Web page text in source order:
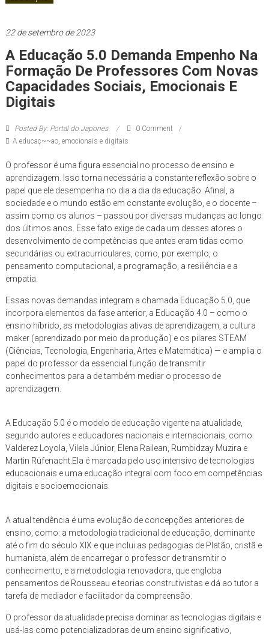
22 de setembro de 2023
A Educação 5.0 Demanda Empenho Na
Formação De Professores Com Novas
Capacidades Sociais, Emocionais E
Digitais
Posted By: Portal do Japones
0 Comment
A educaç~~ao, emocionais e digitais
O professor é uma figura essencial no processo de ensino e
aprendizagem. Isso torna necessária a constante reflexão sobre o
papel que ele desempenha no dia a dia da educação. Afinal, a
sociedade e o mundo estão em constante evolução, e o docente –
assim como os alunos – passou por diversas mudanças ao longo
dos últimos anos. Esse fato exige de cada um desses atores o
desenvolvimento de competências que antes eram tidas como
secundárias ou extracurriculares, como, por exemplo, o
pensamento computacional, a programação, a resiliência e a
empatia.
Essas novas demandas integram a chamada Educação 5.0, que
incorpora elementos da fase anterior, a Educação 4.0 – como o
ensino híbrido, as metodologias ativas de aprendizagem, a cultura
maker (aprendizado por meio da produção) e os pilares STEAM
(Ciências, Tecnologia, Engenharia, Artes e Matemática) — e amplia o
papel do professor da essencial função de transmitir
conhecimentos para a de também mediar o processo de
aprendizagem.
A Educação 5.0 é o modelo de educação vigente na atualidade,
segundo autores e educadores nacionais e internacionais, como
Valderez Loyola, Vilela Júnior, Elena Railean, Rumbidzay Muzira e
Martin Rüfenacht.Ela é marcada pelo uso intensivo de tecnologias
educacionais e uma educação integral com foco em competências
digitais e socioemocionais.
A atual tendência é uma evolução de concepções anteriores de
ensino, como: a metodologia tradicional de educação, dominante
até o fim do século XIX e que inclui as pedagogias de Platão, cristã e
humanista, além de encarregar o professor de transmitir o
conhecimento, e a metodologia renovadora, que engloba
pensamentos de Rousseau e teorias construtivistas e dá ao tutor a
tarefa de mediador e facilitador da compreensão.
O professor da atualidade precisa dominar as tecnologias digitais e
usá-las como potencializadoras de um ensino significativo,